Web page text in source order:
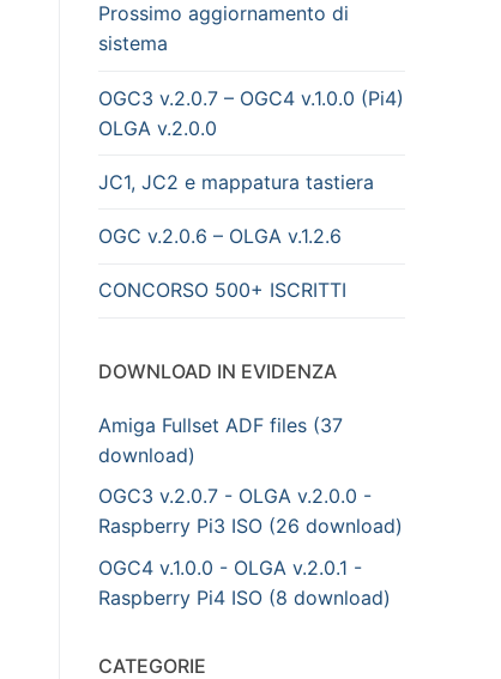
Prossimo aggiornamento di
sistema
OGC3 v.2.0.7 – OGC4 v.1.0.0 (Pi4)
OLGA v.2.0.0
JC1, JC2 e mappatura tastiera
OGC v.2.0.6 – OLGA v.1.2.6
CONCORSO 500+ ISCRITTI
DOWNLOAD IN EVIDENZA
Amiga Fullset ADF files (37
download)
OGC3 v.2.0.7 - OLGA v.2.0.0 -
Raspberry Pi3 ISO (26 download)
OGC4 v.1.0.0 - OLGA v.2.0.1 -
Raspberry Pi4 ISO (8 download)
CATEGORIE